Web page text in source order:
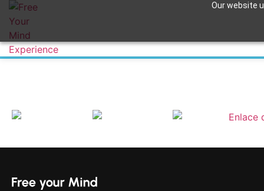
Our website
Apuntame !
Marocco-197